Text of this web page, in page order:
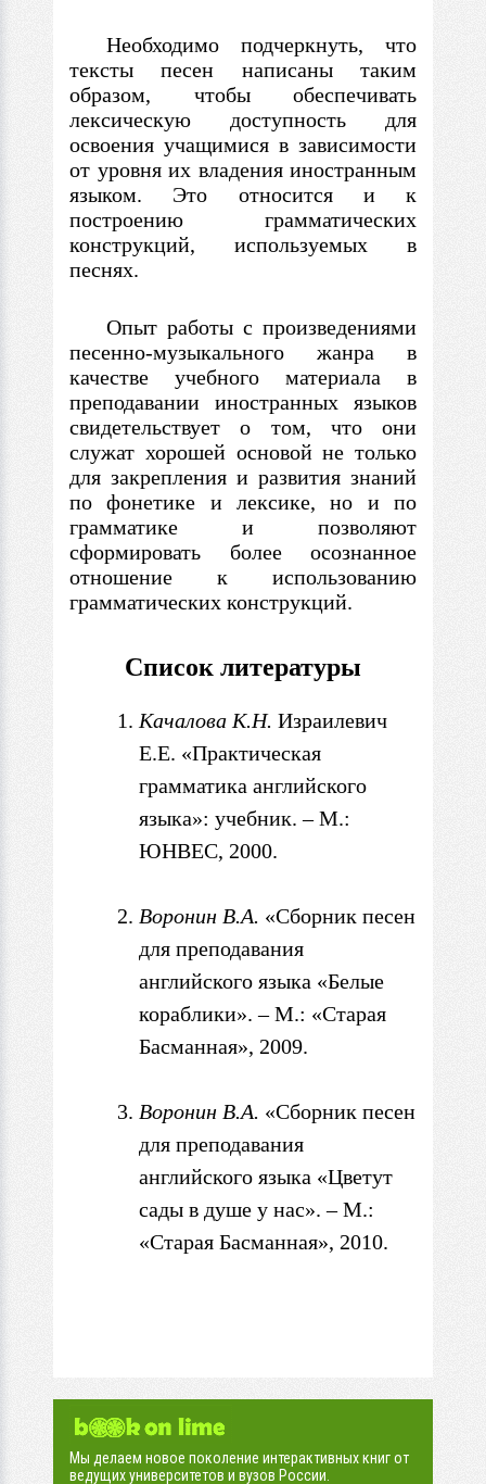
Необходимо подчеркнуть, что
тексты песен написаны таким
образом, чтобы обеспечивать
лексическую доступность для
освоения учащимися в зависимости
от уровня их владения иностранным
языком. Это относится и к
построению грамматических
конструкций, используемых в
песнях.
Опыт работы с произведениями
песенно-музыкального жанра в
качестве учебного материала в
преподавании иностранных языков
свидетельствует о том, что они
служат хорошей основой не только
для закрепления и развития знаний
по фонетике и лексике, но и по
грамматике и позволяют
сформировать более осознанное
отношение к использованию
грамматических конструкций.
Список литературы
Качалова К.Н. Израилевич
Е.Е. «Практическая
грамматика английского
языка»: учебник. – М.:
ЮНВЕС, 2000.
Воронин В.А. «Сборник песен
для преподавания
английского языка «Белые
кораблики». –М.: «Старая
Басманная», 2009.
Воронин В.А. «Сборник песен
для преподавания
английского языка «Цветут
сады в душе у нас». – М.:
«Старая Басманная», 2010.
Мы делаем новое поколение интерактивных книг от
ведущих университетов и вузов России.